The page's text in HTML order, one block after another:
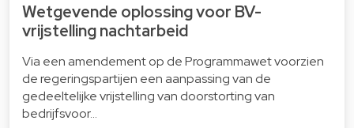
Wetgevende oplossing voor BV-
vrijstelling nachtarbeid
Via een amendement op de Programmawet voorzien
de regeringspartijen een aanpassing van de
gedeeltelijke vrijstelling van doorstorting van
bedrijfsvoor…